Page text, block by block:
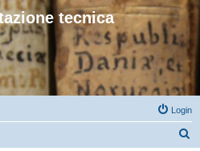
tecnica
Login